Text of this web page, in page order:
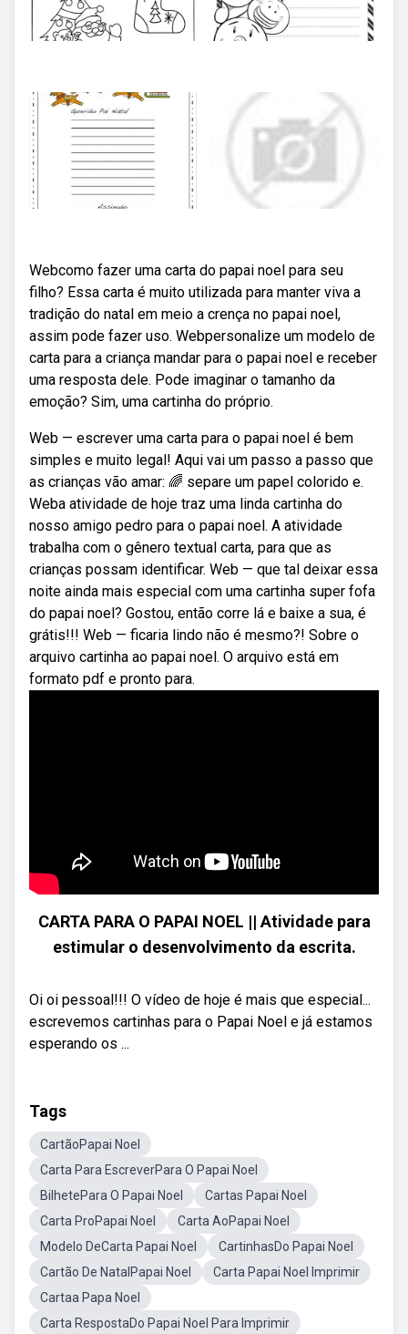
Webcomo fazer uma carta do papai noel para seu
filho? Essa carta é muito utilizada para manter viva a
tradição do natal em meio a crença no papai noel,
assim pode fazer uso. Webpersonalize um modelo de
carta para a criança mandar para o papai noel e receber
uma resposta dele. Pode imaginar o tamanho da
emoção? Sim, uma cartinha do próprio.
Web — escrever uma carta para o papai noel é bem
simples e muito legal! Aqui vai um passo a passo que
as crianças vão amar: 🌈 separe um papel colorido e.
Weba atividade de hoje traz uma linda cartinha do
nosso amigo pedro para o papai noel. A atividade
trabalha com o gênero textual carta, para que as
crianças possam identificar. Web — que tal deixar essa
noite ainda mais especial com uma cartinha super fofa
do papai noel? Gostou, então corre lá e baixe a sua, é
grátis!!! Web — ficaria lindo não é mesmo?! Sobre o
arquivo cartinha ao papai noel. O arquivo está em
formato pdf e pronto para.
CARTA PARA O PAPAI NOEL || Atividade para
estimular o desenvolvimento da escrita.
Oi oi pessoal!!! O vídeo de hoje é mais que especial...
escrevemos cartinhas para o Papai Noel e já estamos
esperando os ...
Tags
CartãoPapai Noel
Carta Para EscreverPara O Papai Noel
BilhetePara O Papai Noel
Cartas Papai Noel
Carta ProPapai Noel
Carta AoPapai Noel
Modelo DeCarta Papai Noel
CartinhasDo Papai Noel
Cartão De NatalPapai Noel
Carta Papai Noel Imprimir
Cartaa Papa Noel
Carta RespostaDo Papai Noel Para Imprimir